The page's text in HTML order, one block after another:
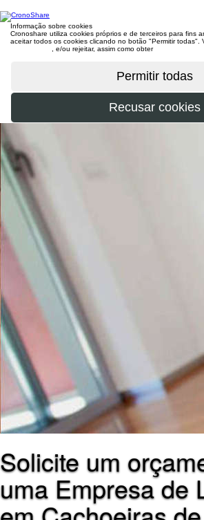
Informação sobre cookies
Cronoshare utiliza cookies próprios e de terceiros para fins
aceitar todos os cookies clicando no botão "Permitir todas".
, e/ou rejeitar, assim como obter
Solicite um
uma Empresa de